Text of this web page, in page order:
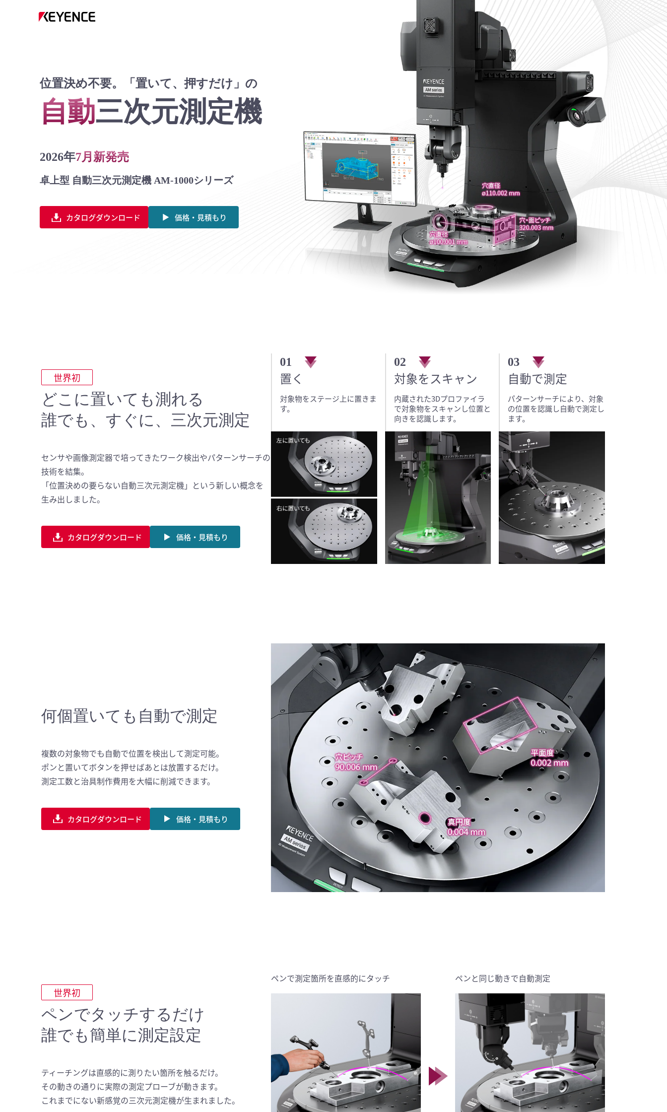
位置決め不要。「置いて、押すだけ」の
自動三次元測定機
2026年7月新発売
卓上型 自動三次元測定機 AM-1000シリーズ
カタログダウンロード 価格・見積もり
世界初
どこに置いても測れる
誰でも、すぐに、三次元測定
センサや画像測定器で培ってきたワーク検出やパターンサーチの
技術を結集。
「位置決めの要らない自動三次元測定機」という新しい概念を
生み出しました。
カタログダウンロード 価格・見積もり
01
置く
対象物をステージ上に置きま
す。
02
対象をスキャン
内蔵された3Dプロファイラ
で対象物をスキャンし位置と
向きを認識します。
03
自動で測定
パターンサーチにより、対象
の位置を認識し自動で測定し
ます。
何個置いても自動で測定
複数の対象物でも自動で位置を検出して測定可能。
ポンと置いてボタンを押せばあとは放置するだけ。
測定工数と治具制作費用を大幅に削減できます。
カタログダウンロード 価格・見積もり
世界初
ペンでタッチするだけ
誰でも簡単に測定設定
ティーチングは直感的に測りたい箇所を触るだけ。
その動きの通りに実際の測定プローブが動きます。
これまでにない新感覚の三次元測定機が生まれました。
ペンで測定箇所を直感的にタッチ ペンと同じ動きで自動測定